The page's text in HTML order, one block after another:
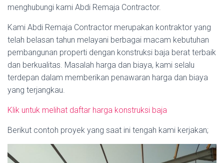
menghubungi kami Abdi Remaja Contractor.
Kami Abdi Remaja Contractor merupakan kontraktor yang
telah belasan tahun melayani berbagai macam kebutuhan
pembangunan properti dengan konstruksi baja berat terbaik
dan berkualitas. Masalah harga dan biaya, kami selalu
terdepan dalam memberikan penawaran harga dan biaya
yang terjangkau.
Klik untuk melihat daftar harga konstruksi baja
Berikut contoh proyek yang saat ini tengah kami kerjakan;